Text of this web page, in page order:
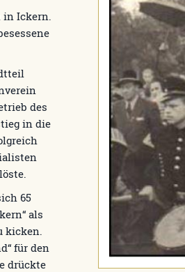
in Ickern.
des
in die
65
als
kicken.
für den
drückte